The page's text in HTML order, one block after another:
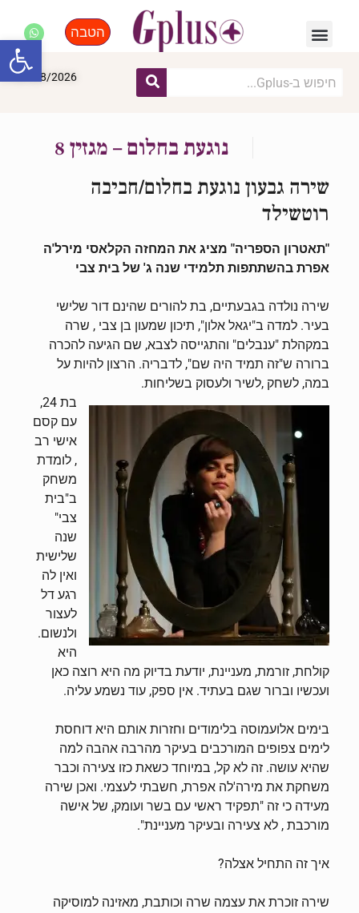
הטבה
07/08/2026
נוגעת בחלום – מגזין 8
שירה גבעון נוגעת בחלום/חביבה
רוטשילד
"תאטרון הספריה" מציג את המחזה הקלאסי מירל'ה
אפרת בהשתתפות תלמידי שנה ג' של בית צבי
שירה נולדה בגבעתיים, בת להורים שהינם דור שלישי
בעיר. למדה ב"יגאל אלון", תיכון שמעון בן צבי , שרה
במקהלת "ענבלים" והתגייסה לצבא, שם הגיעה להכרה
ברורה ש"זה תמיד היה שם", לדבריה. הרצון להיות על
במה, לשחק ,לשיר ולעסוק בשליחות.
בת 24,
עם קסם
אישי רב
, לומדת
משחק
ב"בית
צבי"
שנה
שלישית
ואין לה
רגע דל
לעצור
ולנשום.
היא
קולחת, זורמת, מעניינת, יודעת בדיוק מה היא רוצה כאן
ועכשיו וברור שגם בעתיד. אין ספק, עוד נשמע עליה.
בימים אלועמוסה בלימודים וחזרות אותם היא דוחסת
לימים צפופים המורכבים בעיקר מהרבה אהבה למה
שהיא עושה. זה לא קל, במיוחד כשאת כזו צעירה וכבר
משחקת את מירה'לה אפרת, חשבתי לעצמי. ואכן שירה
מעידה כי זה "תפקיד ראשי עם בשר ועומק, של אישה
מורכבת , לא צעירה ובעיקר מעניינת".
איך זה התחיל אצלה?
שירה זוכרת את עצמה שרה וכותבת, מאזינה למוסיקה
פתח